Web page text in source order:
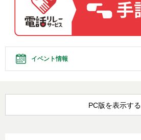
イベント情報
PC版を表示する